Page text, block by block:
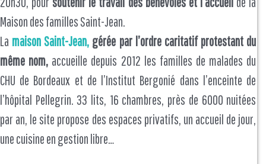
Maison des familles Saint-Jean.
La maison Saint-Jean, gérée par l’ordre caritatif protestant du
même nom, accueille depuis 2012 les familles de malades du
CHU de Bordeaux et de l’Institut Bergonié dans l’enceinte de
l’hôpital Pellegrin. 33 lits, 16 chambres, près de 6000 nuitées
par an, le site propose des espaces privatifs, un accueil de jour,
une cuisine en gestion libre…